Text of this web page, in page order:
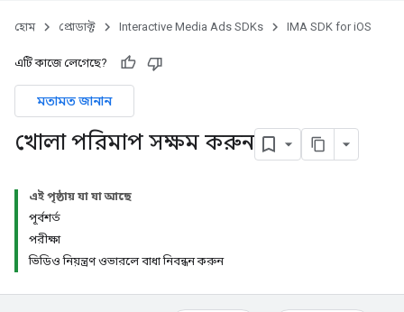
হোম প্রোডাক্ট Interactive Media Ads SDKs IMA SDK for iOS
এটি কাজে লেগেছে?
মতামত জানান
খোলা পরিমাপ সক্ষম করুন
এই পৃষ্ঠায় যা যা আছে
পূর্বশর্ত
পরীক্ষা
ভিডিও নিয়ন্ত্রণ ওভারলে বাধা নিবন্ধন করুন